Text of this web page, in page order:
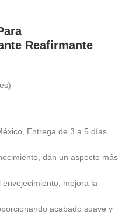
Reafirmante
Entrega de 3 a 5 días
dán un aspecto más
mejora la
acabado suave y